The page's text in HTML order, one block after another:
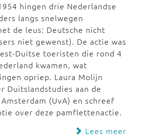
hingen drie Nederlandse
langs snelwegen
de leus: Deutsche nicht
niet gewenst). De actie was
Duitse toeristen die rond 4
kwamen, wat
opriep. Laura Molijn
Duitslandstudies aan de
(UvA) en schreef
over deze pamflettenactie.
Lees meer